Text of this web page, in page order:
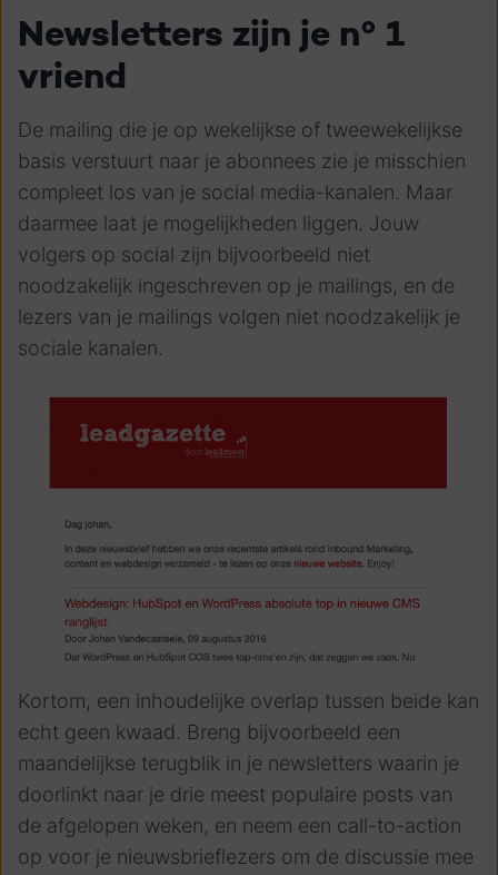
Newsletters zijn je n° 1
vriend
De mailing die je op wekelijkse of tweewekelijkse
basis verstuurt naar je abonnees zie je misschien
compleet los van je social media-kanalen. Maar
daarmee laat je mogelijkheden liggen. Jouw
volgers op social zijn bijvoorbeeld niet
noodzakelijk ingeschreven op je mailings, en de
lezers van je mailings volgen niet noodzakelijk je
sociale kanalen.
Kortom, een inhoudelijke overlap tussen beide kan
echt geen kwaad. Breng bijvoorbeeld een
maandelijkse terugblik in je newsletters waarin je
doorlinkt naar je drie meest populaire posts van
de afgelopen weken, en neem een call-to-action
op voor je nieuwsbrieflezers om de discussie mee